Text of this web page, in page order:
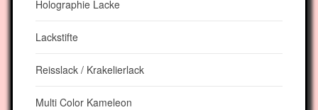
Holographie Lacke
Lackstifte
Reisslack / Krakelierlack
Multi Color Kameleon